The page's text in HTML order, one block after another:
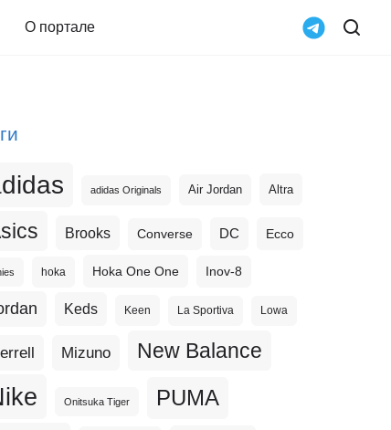
О портале
adidas Originals Air Jordan Altra
Brooks Converse DC Ecco
hoka Hoka One One Inov-8
Keds Keen La Sportiva Lowa
Mizuno New Balance
Onitsuka Tiger PUMA